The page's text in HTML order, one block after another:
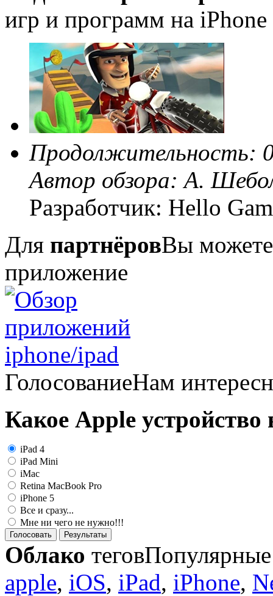
игр и программ на
Продолжительность:
Автор обзора:А.
Разработчик: Hello
Для партнёровВы можете
приложение
ГолосованиеНам
Какое Apple устройство
iPad 4
iPad Mini
iMac
Retina MacBook Pro
iPhone 5
Все и сразу...
Мне ни чего не нужно!!!
Голосовать Результаты
Облако теговПопулярные
apple, iOS, iPad, iPhone,